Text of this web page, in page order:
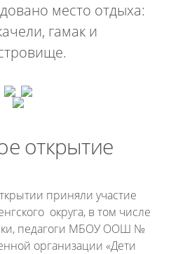
место отдыха:
гамак и
открытие
приняли участие
округа, в том числе
педагоги МБОУ ООШ №
организации «Дети